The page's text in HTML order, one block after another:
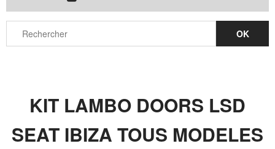
KIT LAMBO DOORS LSD
SEAT IBIZA TOUS MODELES